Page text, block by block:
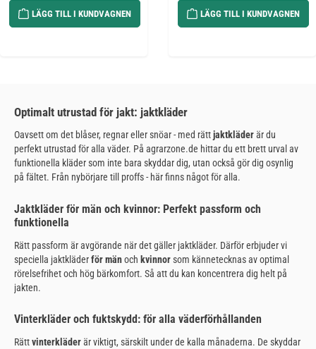
LÄGG TILL I KUNDVAGNEN LÄGG TILL I KUNDVAGNEN
Optimalt utrustad för jakt: jaktkläder
Oavsett om det blåser, regnar eller snöar - med rättjaktkläderär du
perfekt utrustad för alla väder. På agrarzone.de hittar du ett brett urval av
funktionella kläder som inte bara skyddar dig, utan också gör dig osynlig
på fältet. Från nybörjare till proffs - här finns något för alla.
Jaktkläder för män och kvinnor: Perfekt passform och
funktionella
Rätt passform är avgörande när det gäller jaktkläder. Därför erbjuder vi
speciella jaktkläderför mänoch kvinnorsom kännetecknas av optimal
rörelsefrihet och hög bärkomfort. Så att du kan koncentrera dig helt på
jakten.
Vinterkläder och fuktskydd: för alla väderförhållanden
Rättvinterkläderär viktigt, särskilt under de kalla månaderna. De skyddar